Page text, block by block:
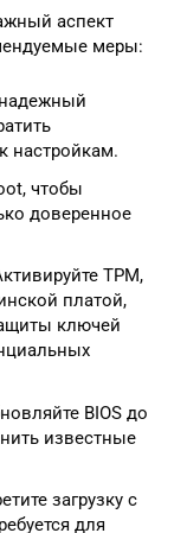
аспект
меры:
настройкам.
чтобы
доверенное
TPM,
платой,
ключей
BIOS до
известные
загрузку с
для